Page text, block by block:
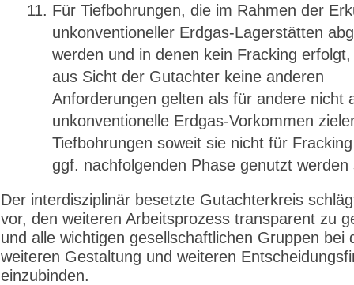
Für Tiefbohrungen, die im Rahmen der
unkonventioneller Erdgas-Lagerstätten
werden und in denen kein Fracking
aus Sicht der Gutachter keine anderen
Anforderungen gelten als für andere nicht
unkonventionelle Erdgas-Vorkommen
Tiefbohrungen soweit sie nicht für
ggf. nachfolgenden Phase genutzt werden
Der interdisziplinär besetzte Gutachterkreis
vor, den weiteren Arbeitsprozess transparent zu
und alle wichtigen gesellschaftlichen Gruppen bei
weiteren Gestaltung und weiteren
einzubinden.